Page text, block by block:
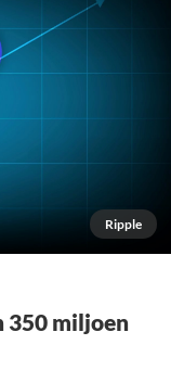
Ripple
350 miljoen